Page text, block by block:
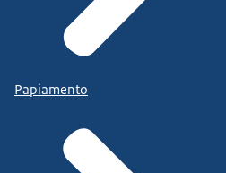
Papiamento